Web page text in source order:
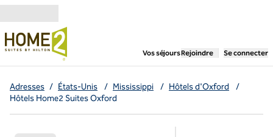
Aller directement au contenu
Vos séjours,ouvre un nouvel
Rejoindre Se connecter
Adresses / États-Unis / Mississippi / Hôtels d'Oxford
/
Hôtels Home2 Suites Oxford